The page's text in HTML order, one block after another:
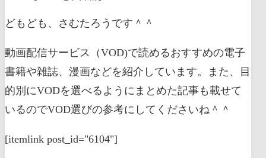
どもども、さむたろうです＾＾
動画配信サービス（VOD)で読めるおすすめの電子
書籍や雑誌、漫画などを紹介しています。また、目
的別にVODを選べるようにまとめた記事も載せて
いるのでVOD選びの参考にしてくださいね＾＾
[itemlink post_id="6104"]